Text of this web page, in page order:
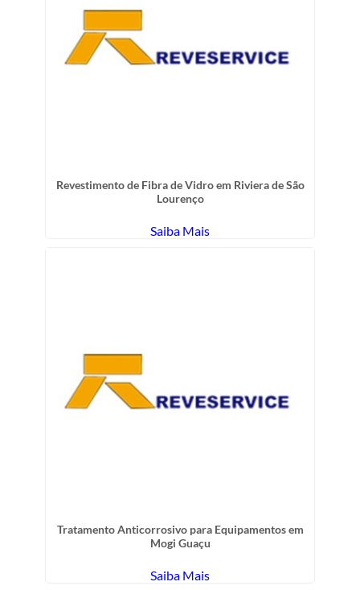
Revestimento de Fibra de Vidro em Riviera de São
Lourenço
Saiba Mais
Tratamento Anticorrosivo para Equipamentos em
Mogi Guaçu
Saiba Mais